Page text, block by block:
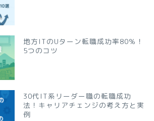
地方ITのUターン転職成功率80％！
5つのコツ
30代IT系リーダー職の転職成功
法！キャリアチェンジの考え方と実
例